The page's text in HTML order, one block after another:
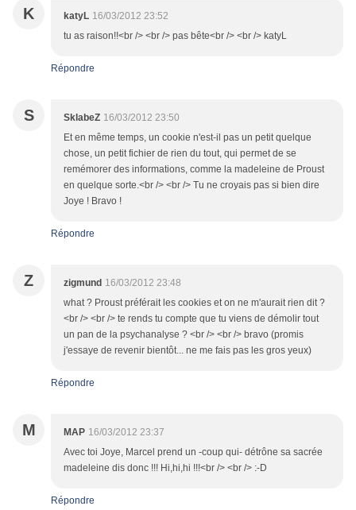
K katyL 16/03/2012 23:52
tu as raison!!<br /> <br /> pas bête<br /> <br /> katyL
Répondre
S SklabeZ 16/03/2012 23:50
Et en même temps, un cookie n'est-il pas un petit quelque
chose, un petit fichier de rien du tout, qui permet de se
remémorer des informations, comme la madeleine de Proust
en quelque sorte.<br /> <br /> Tu ne croyais pas si bien dire
Joye ! Bravo !
Répondre
Z zigmund 16/03/2012 23:48
what ? Proust préférait les cookies et on ne m'aurait rien dit ?
<br /> <br /> te rends tu compte que tu viens de démolir tout
un pan de la psychanalyse ? <br /> <br /> bravo (promis
j'essaye de revenir bientôt... ne me fais pas les gros yeux)
Répondre
M MAP 16/03/2012 23:37
Avec toi Joye, Marcel prend un -coup qui- détrône sa sacrée
madeleine dis donc !!! Hi,hi,hi !!!<br /> <br /> :-D
Répondre